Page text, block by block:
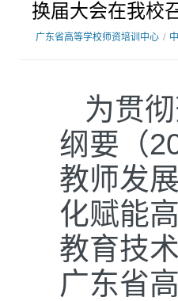
换届大会在我校
广东省高等学校师资培训中心 /
为贯
纲要（
教师发
化赋能
教育技
广东省